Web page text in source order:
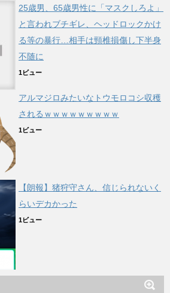
25歳男、65歳男性に「マスクしろよ」
と言われブチギレ、ヘッドロックかけ
る等の暴行…相手は頸椎損傷し下半身
不随に
1ビュー
アルマジロみたいなトウモロコシ収穫
されるｗｗｗｗｗｗｗｗｗ
1ビュー
【朗報】猪狩守さん、信じられないく
らいデカかった
1ビュー